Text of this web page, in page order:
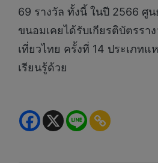
69 รางวัล ทั้งนี้ ในปี 2566 ศูน
ขนอมเคยได้รับเกียรติบัตรรา
เที่ยวไทย ครั้งที่ 14 ประเภทแ
เรียนรู้ด้วย